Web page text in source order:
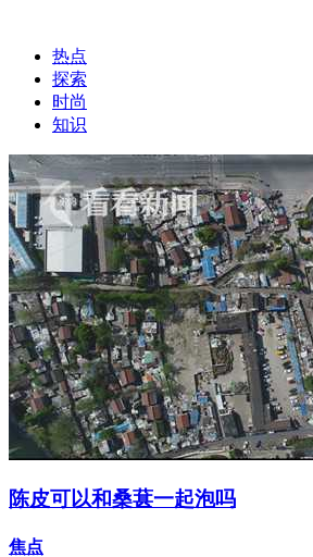
热点
探索
时尚
知识
陈皮可以和桑葚一起泡吗
焦点